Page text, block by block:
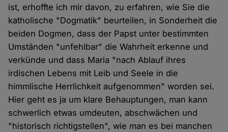
ist, erhoffte ich mir davon, zu erfahren, wie Sie die
katholische "Dogmatik" beurteilen, in Sonderheit die
beiden Dogmen, dass der Papst unter bestimmten
Umständen "unfehlbar" die Wahrheit erkenne und
verkünde und dass Maria "nach Ablauf ihres
irdischen Lebens mit Leib und Seele in die
himmlische Herrlichkeit aufgenommen" worden sei.
Hier geht es ja um klare Behauptungen, man kann
schwerlich etwas umdeuten, abschwächen und
"historisch richtigstellen", wie man es bei manchen